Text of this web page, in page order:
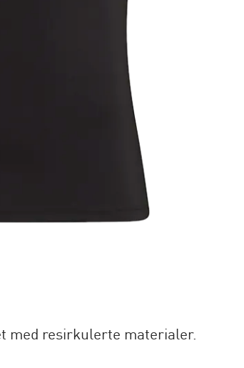
med resirkulerte materialer.